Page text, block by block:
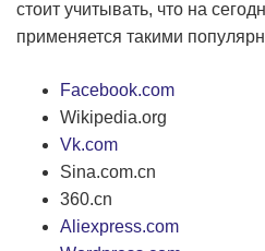
стоит учитывать, что на
применяется такими
Facebook.com
Wikipedia.org
Vk.com
Sina.com.cn
360.cn
Aliexpress.com